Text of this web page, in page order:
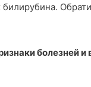
болезней